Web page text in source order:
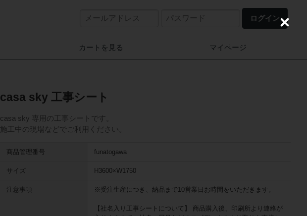
ログイン
カートを見る マイページ
casa sky 工事シート
casa sky 専用の工事シートです。
施工中の現場などでご利用ください。
商品管理番号 funatogawa
サイズ H3600×W1750
注意事項 ※受注生産につき、納品まで10営業日お時間をいただきます。
【社名入り工事シートについて】 商品購入後、印刷所より連絡が
C
e